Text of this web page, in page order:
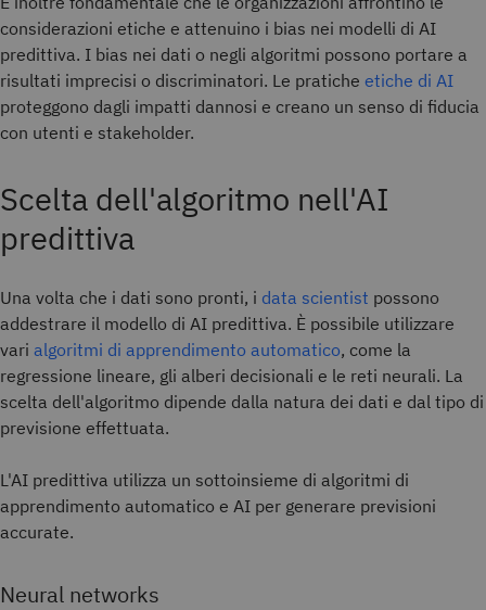
considerazioni etiche e attenuino i bias nei modelli di AI
predittiva. I bias nei dati o negli algoritmi possono portare a
risultati imprecisi o discriminatori. Le pratiche etiche di AI
proteggono dagli impatti dannosi e creano un senso di fiducia
con utenti e stakeholder.
Scelta dell'algoritmo nell'AI
predittiva
Una volta che i dati sono pronti, i data scientist possono
addestrare il modello di AI predittiva. È possibile utilizzare
vari algoritmi di apprendimento automatico, come la
regressione lineare, gli alberi decisionali e le reti neurali. La
scelta dell'algoritmo dipende dalla natura dei dati e dal tipo di
previsione effettuata.
L'AI predittiva utilizza un sottoinsieme di algoritmi di
apprendimento automatico e AI per generare previsioni
accurate.
Neural networks